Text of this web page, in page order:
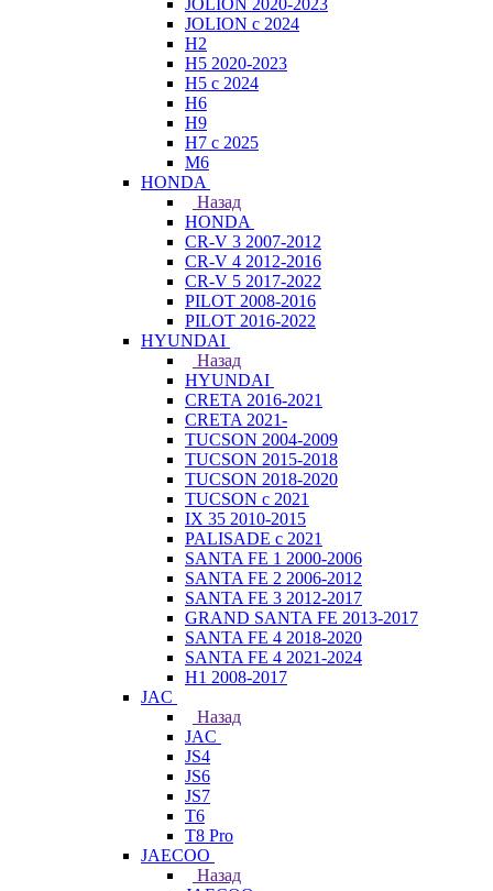
JOLION 2020-2023
JOLION с 2024
H2
H5 2020-2023
H5 с 2024
H6
H9
H7 с 2025
M6
HONDA
Назад
HONDA
CR-V 3 2007-2012
CR-V 4 2012-2016
CR-V 5 2017-2022
PILOT 2008-2016
PILOT 2016-2022
HYUNDAI
Назад
HYUNDAI
CRETA 2016-2021
CRETA 2021-
TUCSON 2004-2009
TUCSON 2015-2018
TUCSON 2018-2020
TUCSON с 2021
IX 35 2010-2015
PALISADE с 2021
SANTA FE 1 2000-2006
SANTA FE 2 2006-2012
SANTA FE 3 2012-2017
GRAND SANTA FE 2013-2017
SANTA FE 4 2018-2020
SANTA FE 4 2021-2024
H1 2008-2017
JAC
Назад
JAC
JS4
JS6
JS7
T6
T8 Pro
JAECOO
Назад